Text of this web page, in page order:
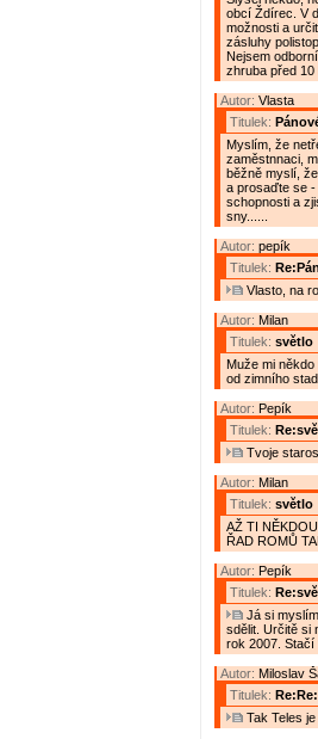
obcí Ždírec. V
možnosti a
zásluhy
Nejsem
zhruba před 10
Autor: Vlasta
Titulek:
Myslím, že
zaměstnnaci,
běžně myslí,
a prosaďte se
schopnosti a
sny......
Autor: pepík
Titulek:
Vlasto, na
Autor: Milan
Titulek: světlo
Muže mi
od zimního
Autor: Pepík
Titulek:
Tvoje
Autor: Milan
Titulek: světlo
AŽ TI
ŘAD ROMŮ
Autor: Pepík
Titulek:
Já si
sdělit. Určitě si
rok 2007. Stačí
Autor: Miloslav
Titulek:
Tak Teles